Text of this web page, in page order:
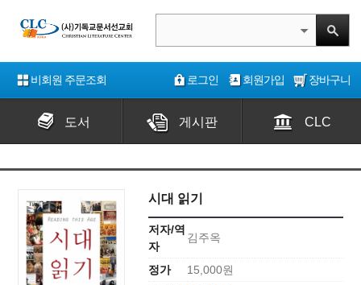
비회원 주문조회 로그인 회원가입 장바구니
도서 게시판 CLC
시대 읽기
저자/역
자
김주옥
정가
15,000원